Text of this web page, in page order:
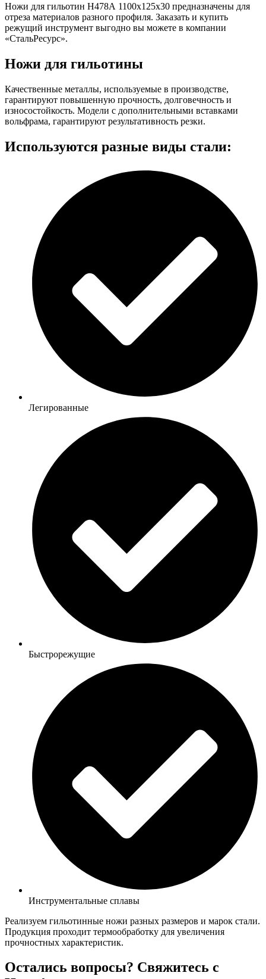
Ножи для гильотин Н478А 1100x125x30 предназначены для
отреза материалов разного профиля. Заказать и купить
режущий инструмент выгодно вы можете в компании
«СтальРесурс».
Ножи для гильотины
Качественные металлы, используемые в производстве,
гарантируют повышенную прочность, долговечность и
износостойкость. Модели с дополнительными вставками
вольфрама, гарантируют результативность резки.
Используются разные виды стали:
Легированные
Быстрорежущие
Инструментальные сплавы
Реализуем гильотинные ножи разных размеров и марок стали.
Продукция проходит термообработку для увеличения
прочностных характеристик.
Остались вопросы? Свяжитесь с